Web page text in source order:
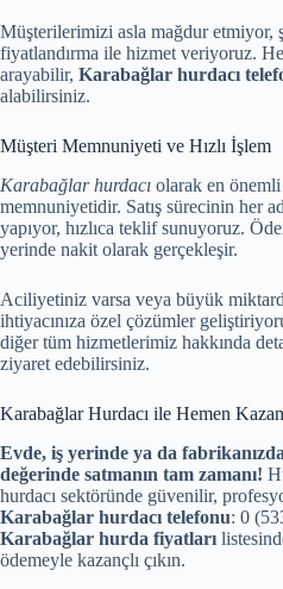
Müşterilerimizi asla mağdur etmiyor,
fiyatlandırma ile hizmet veriyoruz.
arayabilir, Karabağlar hurdacı
alabilirsiniz.
Müşteri Memnuniyeti ve Hızlı İşlem
Karabağlar hurdacı olarak en
memnuniyetidir. Satış sürecinin her
yapıyor, hızlıca teklif sunuyoruz.
yerinde nakit olarak gerçekleşir.
Aciliyetiniz varsa veya büyük
ihtiyacınıza özel çözümler
diğer tüm hizmetlerimiz hakkında
ziyaret edebilirsiniz.
Karabağlar Hurdacı ile Hemen
Evde, iş yerinde ya da
değerinde satmanın tam zamanı!
hurdacı sektöründe güvenilir,
Karabağlar hurdacı telefonu: 0
Karabağlar hurda fiyatları
ödemeyle kazançlı çıkın.